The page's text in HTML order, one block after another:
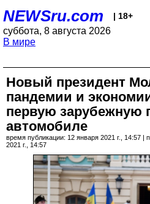
NEWSru.com | 18+
суббота, 8 августа 2026
В мире
Новый президент
пандемии и
первую зарубежную
автомобиле
время публикации: 12 января 2021 г., 14:57 |
2021 г., 14:57